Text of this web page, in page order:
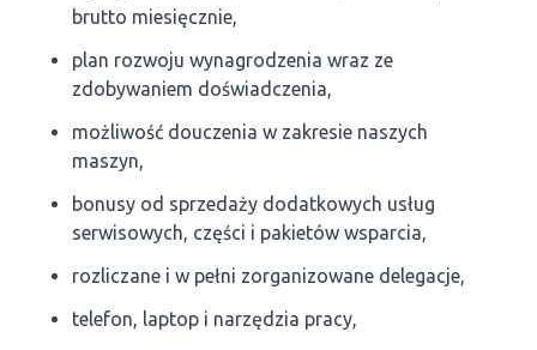
brutto miesięcznie,
plan rozwoju wynagrodzenia wraz ze
zdobywaniem doświadczenia,
możliwość douczenia w zakresie naszych
maszyn,
bonusy od sprzedaży dodatkowych usług
serwisowych, części i pakietów wsparcia,
rozliczane i w pełni zorganizowane delegacje,
telefon, laptop i narzędzia pracy,